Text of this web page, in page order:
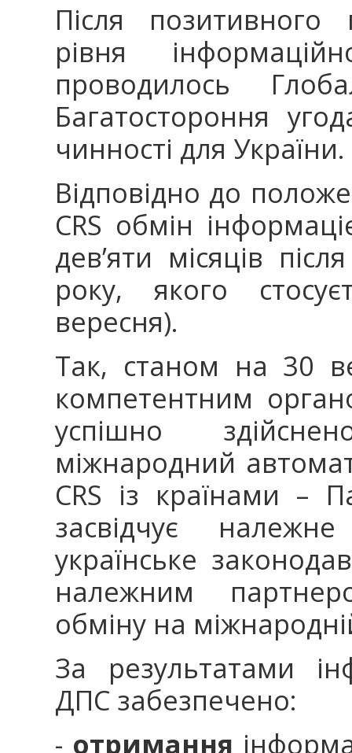
Після
рівня
проводилось
Багатостороння
чинності для України.
Відповідно до
CRS обмін
дев’яти місяців
року, якого
вересня).
Так, станом на 30
компетентним
успішно
міжнародний
CRS із країнами –
засвідчує
українське
належним
обміну на
За результатами
ДПС забезпечено:
- отримання